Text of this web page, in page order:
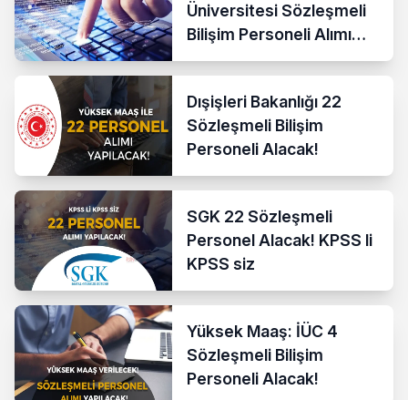
Üniversitesi Sözleşmeli
Bilişim Personeli Alımı
Yapacak!
Dışişleri Bakanlığı 22
Sözleşmeli Bilişim
Personeli Alacak!
SGK 22 Sözleşmeli
Personel Alacak! KPSS li
KPSS siz
Yüksek Maaş: İÜC 4
Sözleşmeli Bilişim
Personeli Alacak!